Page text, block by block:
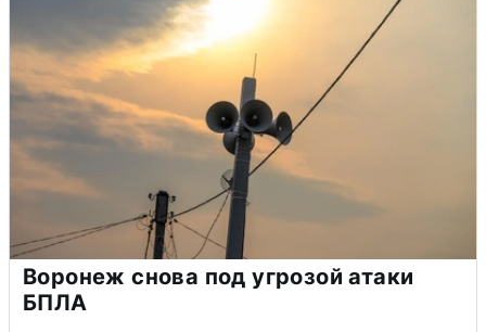
Воронеж снова под угрозой атаки
БПЛА